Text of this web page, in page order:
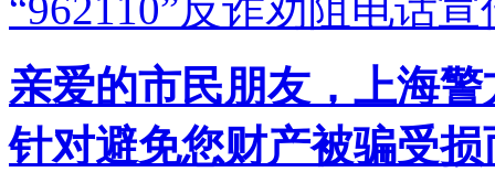
亲爱的市民朋友，上海
针对避免您财产被骗受